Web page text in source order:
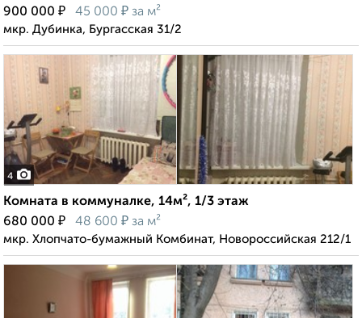
900 000 ₽ 45 000 ₽ за м²
мкр. Дубинка, Бургасская 31/2
4
Комната в коммуналке, 14м², 1/3 этаж
680 000 ₽ 48 600 ₽ за м²
мкр. Хлопчато-бумажный Комбинат, Новороссийская 212/1